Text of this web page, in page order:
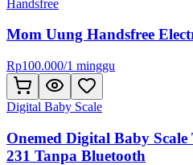
Handsfree
Mom Uung Handsfree
Rp100.000/1 minggu
Digital Baby Scale
Onemed Digital Baby
231 Tanpa Bluetooth